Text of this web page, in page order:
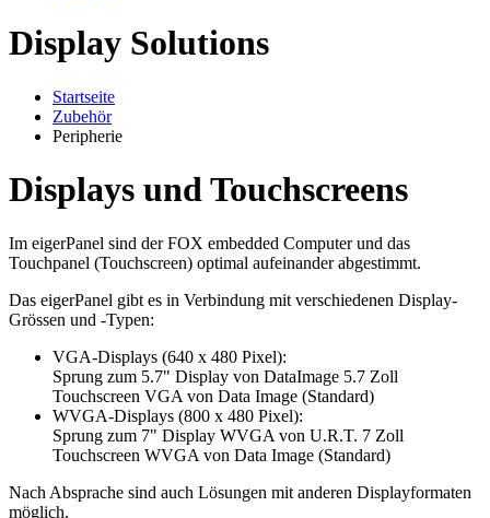
Display Solutions
Startseite
Zubehör
Peripherie
Displays und Touchscreens
Im eigerPanel sind der FOX embedded Computer und das
Touchpanel (Touchscreen) optimal aufeinander abgestimmt.
Das eigerPanel gibt es in Verbindung mit verschiedenen Display-
Grössen und -Typen:
VGA-Displays (640 x 480 Pixel):
Sprung zum 5.7" Display von DataImage 5.7 Zoll
Touchscreen VGA von Data Image (Standard)
WVGA-Displays (800 x 480 Pixel):
Sprung zum 7" Display WVGA von U.R.T. 7 Zoll
Touchscreen WVGA von Data Image (Standard)
Nach Absprache sind auch Lösungen mit anderen Displayformaten
möglich.